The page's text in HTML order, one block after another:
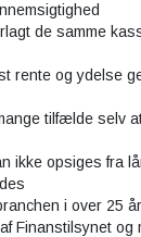
de samme
rente og ydelse
tilfælde selv
ikke opsiges fra
i over 25 år
Finanstilsynet og